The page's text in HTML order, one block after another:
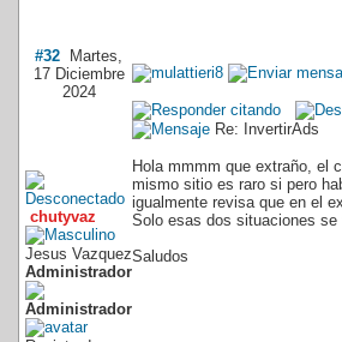
#32 Martes,
17 Diciembre
2024
chutyvaz
Jesus Vazquez
Administrador
Re: InvertirAds
Hola mmmm que extraño, el
mismo sitio es raro si pero
igualmente revisa que en el
Solo esas dos situaciones
Saludos